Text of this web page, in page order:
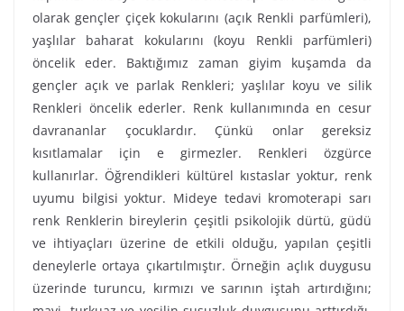
olarak gençler çiçek kokularını (açık Renkli parfümleri),
yaşlılar baharat kokularını (koyu Renkli parfümleri)
öncelik eder. Baktığımız zaman giyim kuşamda da
gençler açık ve parlak Renkleri; yaşlılar koyu ve silik
Renkleri öncelik ederler. Renk kullanımında en cesur
davrananlar çocuklardır. Çünkü onlar gereksiz
kısıtlamalar için e girmezler. Renkleri özgürce
kullanırlar. Öğrendikleri kültürel kıstaslar yoktur, renk
uyumu bilgisi yoktur. Mideye tedavi kromoterapi sarı
renk Renklerin bireylerin çeşitli psikolojik dürtü, güdü
ve ihtiyaçları üzerine de etkili olduğu, yapılan çeşitli
deneylerle ortaya çıkartılmıştır. Örneğin açlık duygusu
üzerinde turuncu, kırmızı ve sarının iştah artırdığını;